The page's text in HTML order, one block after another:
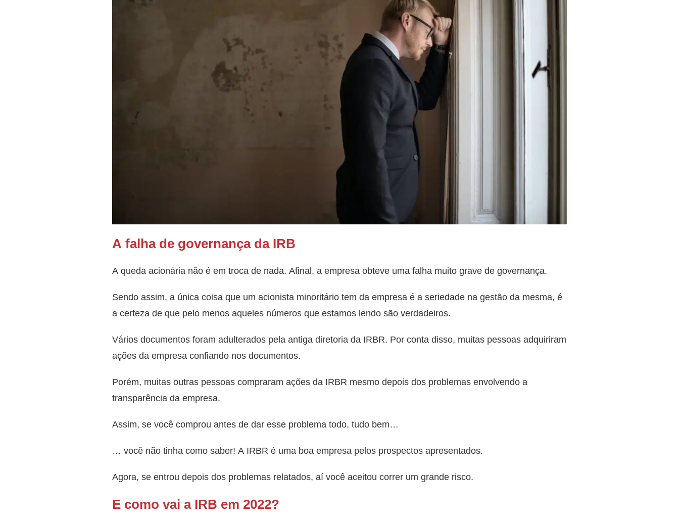
A falha de governança da IRB
A queda acionária não é em troca de nada. Afinal, a empresa obteve uma falha muito grave de governança.
Sendo assim, a única coisa que um acionista minoritário tem da empresa é a seriedade na gestão da mesma, é
a certeza de que pelo menos aqueles números que estamos lendo são verdadeiros.
Vários documentos foram adulterados pela antiga diretoria da IRBR. Por conta disso, muitas pessoas adquiriram
ações da empresa confiando nos documentos.
Porém, muitas outras pessoas compraram ações da IRBR mesmo depois dos problemas envolvendo a
transparência da empresa.
Assim, se você comprou antes de dar esse problema todo, tudo bem…
… você não tinha como saber! A IRBR é uma boa empresa pelos prospectos apresentados.
Agora, se entrou depois dos problemas relatados, aí você aceitou correr um grande risco.
E como vai a IRB em 2022?